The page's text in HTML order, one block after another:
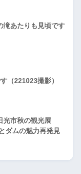
滝あたりも見頃です
（221023撮影）
光市秋の観光展
ダムの魅力再発見